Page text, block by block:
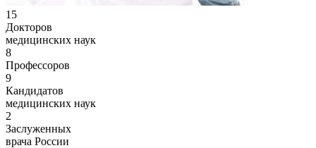
15
Докторов
медицинских наук
8
Профессоров
9
Кандидатов
медицинских наук
2
Заслуженных
врача России